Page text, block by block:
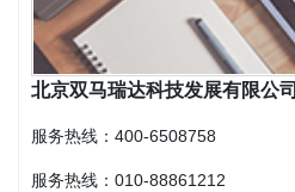
北京双马瑞达科技发展有限公司
服务热线：400-6508758
服务热线： 010-88861212